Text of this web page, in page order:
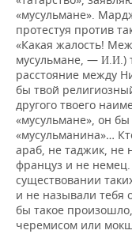
«мусульмане».
протестуя против
«Какая жалость!
мусульмане, — И.И.)
расстояние между
бы твой
другого твоего
«мусульмане», он
«мусульманина»…
араб, не таджик, не
француз и не
существовании
и не называли тебя
бы такое
черемисом или